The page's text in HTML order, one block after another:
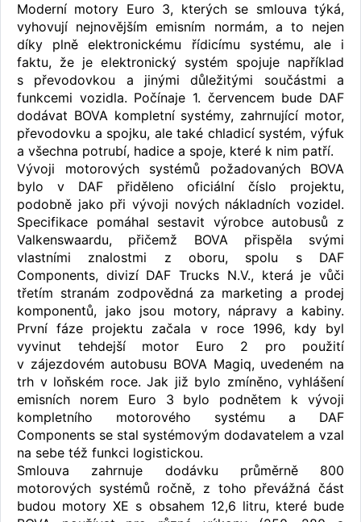
Moderní motory Euro 3, kterých se smlouva týká,
vyhovují nejnovějším emisním normám, a to nejen
díky plně elektronickému řídicímu systému, ale i
faktu, že je elektronický systém spojuje například
s převodovkou a jinými důležitými součástmi a
funkcemi vozidla. Počínaje 1. červencem bude DAF
dodávat BOVA kompletní systémy, zahrnující motor,
převodovku a spojku, ale také chladicí systém, výfuk
a všechna potrubí, hadice a spoje, které k nim patří.
Vývoji motorových systémů požadovaných BOVA
bylo v DAF přiděleno oficiální číslo projektu,
podobně jako při vývoji nových nákladních vozidel.
Specifikace pomáhal sestavit výrobce autobusů z
Valkenswaardu, přičemž BOVA přispěla svými
vlastními znalostmi z oboru, spolu s DAF
Components, divizí DAF Trucks N.V., která je vůči
třetím stranám zodpovědná za marketing a prodej
komponentů, jako jsou motory, nápravy a kabiny.
První fáze projektu začala v roce 1996, kdy byl
vyvinut tehdejší motor Euro 2 pro použití
v zájezdovém autobusu BOVA Magiq, uvedeném na
trh v loňském roce. Jak již bylo zmíněno, vyhlášení
emisních norem Euro 3 bylo podnětem k vývoji
kompletního motorového systému a DAF
Components se stal systémovým dodavatelem a vzal
na sebe též funkci logistickou.
Smlouva zahrnuje dodávku průměrně 800
motorových systémů ročně, z toho převážná část
budou motory XE s obsahem 12,6 litru, které bude